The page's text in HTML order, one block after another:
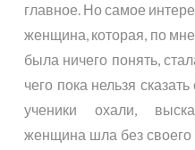
главное. Но самое
женщина, которая, по
была ничего понять,
чего пока нельзя
ученики охали,
женщина шла без своего